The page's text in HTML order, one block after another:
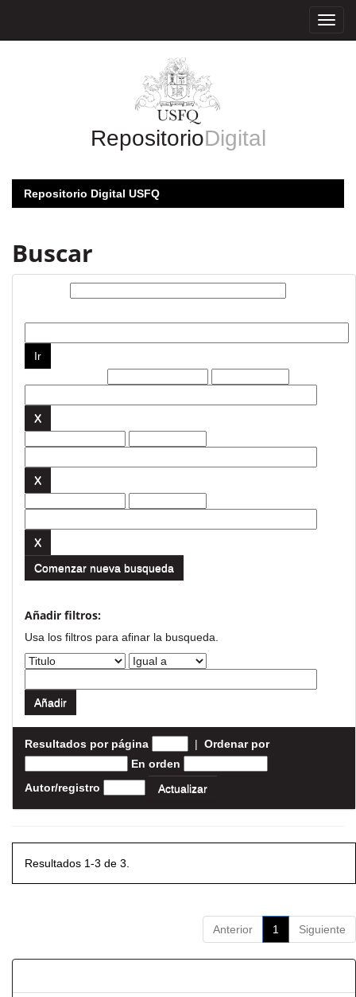
RepositorioDigital
Repositorio Digital USFQ
Buscar
Comenzar nueva busqueda
Añadir filtros:
Usa los filtros para afinar la busqueda.
Resultados por página | Ordenar por
En orden
Autor/registro
Resultados 1-3 de 3.
Anterior 1 Siguiente